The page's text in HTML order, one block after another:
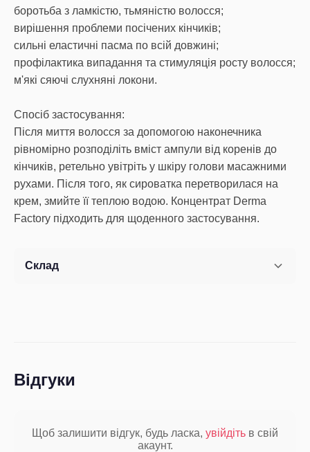
боротьба з ламкістю, тьмяністю волосся;
вирішення проблеми посічених кінчиків;
сильні еластичні пасма по всій довжині;
профілактика випадання та стимуляція росту волосся;
м'які сяючі слухняні локони.
Спосіб застосування:
Після миття волосся за допомогою наконечника
рівномірно розподіліть вміст ампули від коренів до
кінчиків, ретельно увітріть у шкіру голови масажними
рухами. Після того, як сироватка перетворилася на
крем, змийте її теплою водою. Концентрат Derma
Factory підходить для щоденного застосування.
Склад
Відгуки
Щоб залишити відгук, будь ласка, увійдіть в свій
акаунт.